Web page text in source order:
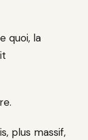
quoi, la
plus massif,